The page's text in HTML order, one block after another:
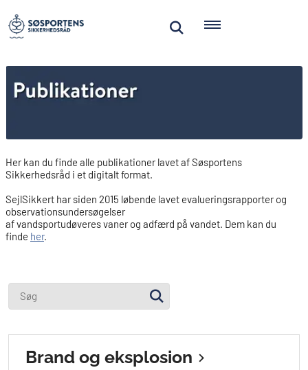
Her kan du finde alle publikationer lavet af Søsportens
Sikkerhedsråd i et digitalt format.
SejlSikkert har siden 2015 løbende lavet evalueringsrapporter og
observationsundersøgelser
af vandsportudøveres vaner og adfærd på vandet. Dem kan du
finde her.
Brand og eksplosion